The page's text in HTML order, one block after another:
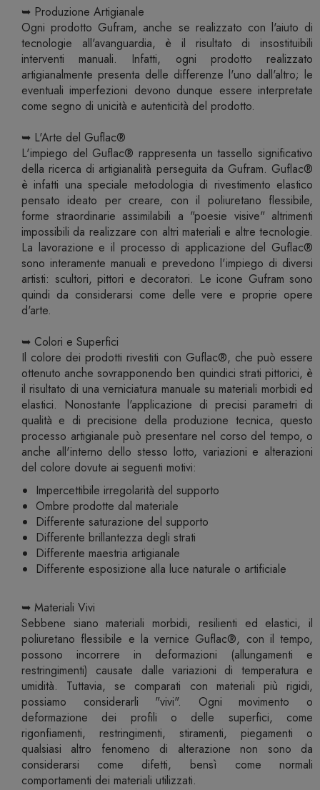
➥ Produzione Artigianale
Ogni prodotto Gufram, anche se realizzato con l'aiuto di
tecnologie all'avanguardia, è il risultato di insostituibili
interventi manuali. Infatti, ogni prodotto realizzato
artigianalmente presenta delle differenze l'uno dall'altro; le
eventuali imperfezioni devono dunque essere interpretate
come segno di unicità e autenticità del prodotto.
➥ L'Arte del Guflac®
L'impiego del Guflac® rappresenta un tassello significativo
della ricerca di artigianalità perseguita da Gufram. Guflac®
è infatti una speciale metodologia di rivestimento elastico
pensato ideato per creare, con il poliuretano flessibile,
forme straordinarie assimilabili a "poesie visive" altrimenti
impossibili da realizzare con altri materiali e altre tecnologie.
La lavorazione e il processo di applicazione del Guflac®
sono interamente manuali e prevedono l'impiego di diversi
artisti: scultori, pittori e decoratori. Le icone Gufram sono
quindi da considerarsi come delle vere e proprie opere
d'arte.
➥ Colori e Superfici
Il colore dei prodotti rivestiti con Guflac®, che può essere
ottenuto anche sovrapponendo ben quindici strati pittorici, è
il risultato di una verniciatura manuale su materiali morbidi ed
elastici. Nonostante l'applicazione di precisi parametri di
qualità e di precisione della produzione tecnica, questo
processo artigianale può presentare nel corso del tempo, o
anche all'interno dello stesso lotto, variazioni e alterazioni
del colore dovute ai seguenti motivi:
Impercettibile irregolarità del supporto
Ombre prodotte dal materiale
Differente saturazione del supporto
Differente brillantezza degli strati
Differente maestria artigianale
Differente esposizione alla luce naturale o artificiale
➥ Materiali Vivi
Sebbene siano materiali morbidi, resilienti ed elastici, il
poliuretano flessibile e la vernice Guflac®, con il tempo,
possono incorrere in deformazioni (allungamenti e
restringimenti) causate dalle variazioni di temperatura e
umidità. Tuttavia, se comparati con materiali più rigidi,
possiamo considerarli "vivi". Ogni movimento o
deformazione dei profili o delle superfici, come
rigonfiamenti, restringimenti, stiramenti, piegamenti o
qualsiasi altro fenomeno di alterazione non sono da
considerarsi come difetti, bensì come normali
comportamenti dei materiali utilizzati.